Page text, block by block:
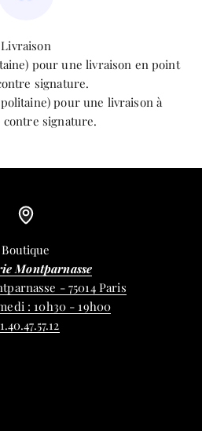
Livraison
pour une livraison en point
signature.
pour une livraison à
contre signature.
Boutique
Montparnasse
- 75014 Paris
: 10h30 - 19h00